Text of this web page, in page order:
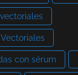
con sérum